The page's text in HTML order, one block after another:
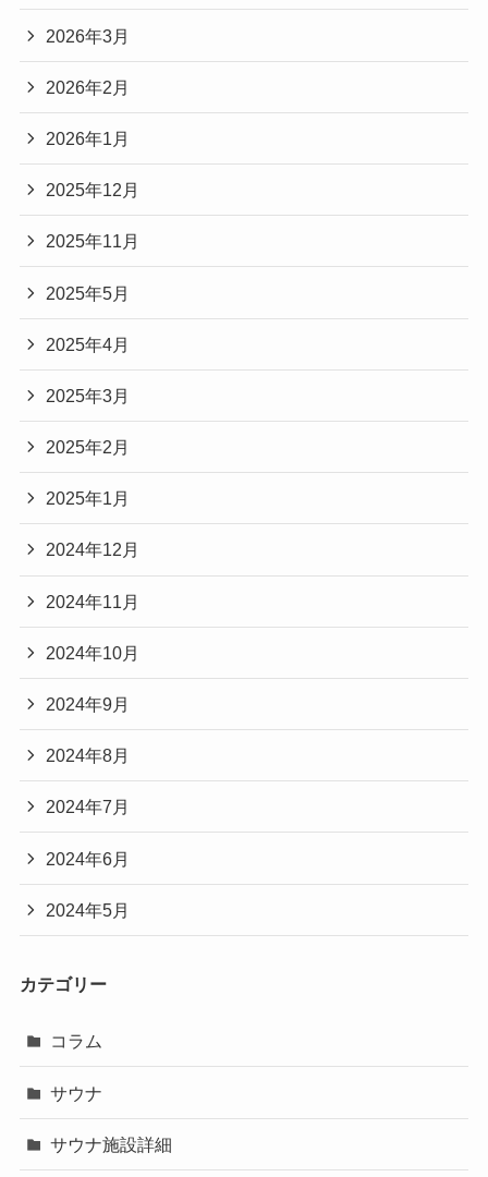
2026年3月
2026年2月
2026年1月
2025年12月
2025年11月
2025年5月
2025年4月
2025年3月
2025年2月
2025年1月
2024年12月
2024年11月
2024年10月
2024年9月
2024年8月
2024年7月
2024年6月
2024年5月
カテゴリー
コラム
サウナ
サウナ施設詳細